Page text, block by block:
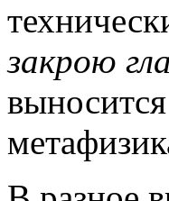
закрою